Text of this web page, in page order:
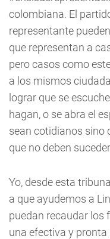
colombiana. El
representante
que representan a
pero casos como
a los mismos
lograr que se
hagan, o se abra el
sean cotidianos sino
que no deben
Yo, desde esta
a que ayudemos a
puedan recaudar los
una efectiva y